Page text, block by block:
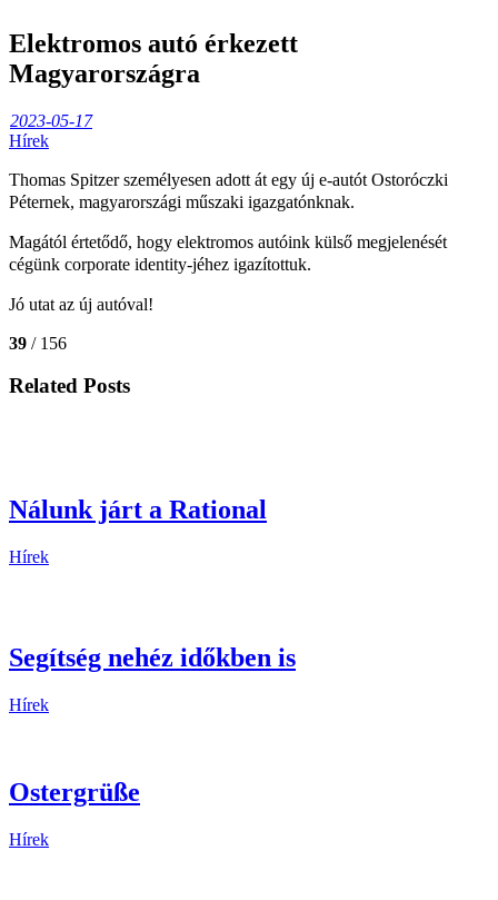
Elektromos autó érkezett
Magyarországra
2023-05-17
Hírek
Thomas Spitzer személyesen adott át egy új e-autót Ostoróczki
Péternek, magyarországi műszaki igazgatónknak.
Magától értetődő, hogy elektromos autóink külső megjelenését
cégünk corporate identity-jéhez igazítottuk.
Jó utat az új autóval!
39 / 156
Related Posts
Nálunk járt a Rational
Hírek
Segítség nehéz időkben is
Hírek
Ostergrüße
Hírek